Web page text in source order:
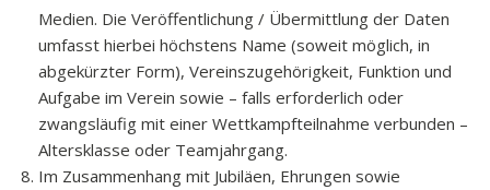
Medien. Die Veröffentlichung / Übermittlung der Daten
umfasst hierbei höchstens Name (soweit möglich, in
abgekürzter Form), Vereinszugehörigkeit, Funktion und
Aufgabe im Verein sowie – falls erforderlich oder
zwangsläufig mit einer Wettkampfteilnahme verbunden –
Altersklasse oder Teamjahrgang.
Im Zusammenhang mit Jubiläen, Ehrungen sowie